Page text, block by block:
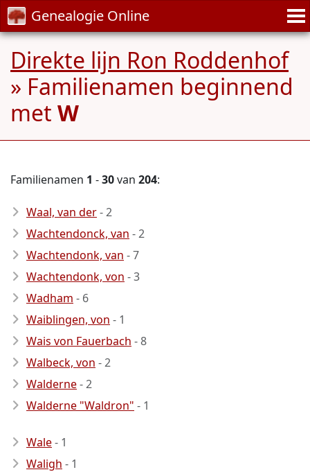
Genealogie Online
Direkte lijn Ron Roddenhof
» Familienamen beginnend
met W
Familienamen 1 -30van 204:
Waal, van der- 2
Wachtendonck, van - 2
Wachtendonk, van - 7
Wachtendonk, von - 3
Wadham - 6
Waiblingen, von - 1
Wais von Fauerbach - 8
Walbeck, von - 2
Walderne- 2
Walderne "Waldron" - 1
Wale- 1
Waligh - 1